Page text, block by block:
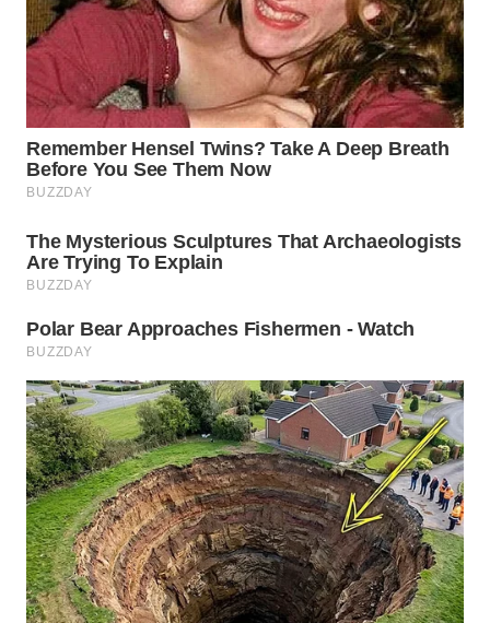
WAHANA
LISTRIK
WAHANA
TRAVEL
TV
WAHANANEWS
CO ID
WAHANANEWS
NET
WAHANA
SPORT
WAHANA